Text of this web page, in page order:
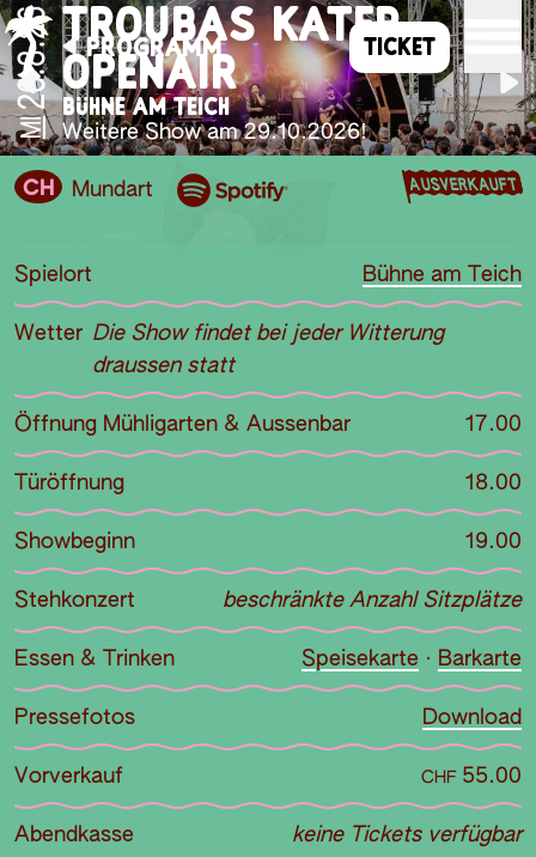
PROGRAMM TICKET
MI
26.8.26TROUBAS KATER
OPENAIR
BÜHNE AM TEICH
Weitere Show am 29.10.2026!
CH Mundart AUSVERKAUFT
Spielort Bühne am Teich
Wetter Die Show findet bei jeder Witterung
draussen statt
Öffnung Mühligarten & Aussenbar 17.00
Türöffnung 18.00
Showbeginn 19.00
Stehkonzert beschränkte Anzahl Sitzplätze
Essen & Trinken Speisekarte · Barkarte
Pressefotos Download
Vorverkauf CHF55.00
Abendkasse keine Tickets verfügbar